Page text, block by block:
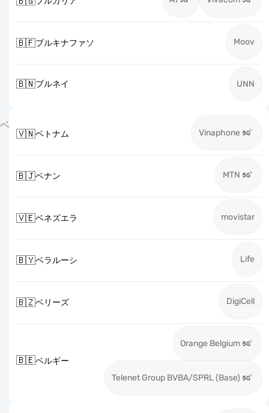
🇧🇫ブルキナファソ Moov
🇧🇳ブルネイ UNN
ベ
🇻🇳ベトナム Vinaphone
🇧🇯ベナン MTN
🇻🇪ベネズエラ movistar
🇧🇾ベラルーシ Life
🇧🇿ベリーズ DigiCell
🇧🇪ベルギー
Orange Belgium
Telenet Group BVBA/SPRL (Base)